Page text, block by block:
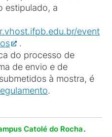
estipulado, a
event
.
do processo de
de envio e de
à mostra, é
.
Catolé do Rocha.